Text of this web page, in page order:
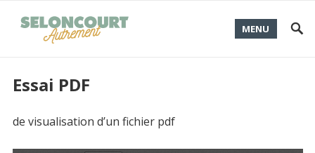
MENU
Essai PDF
de visualisation d’un fichier pdf